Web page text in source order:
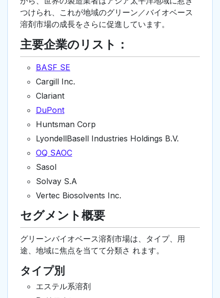
つけられ、これが地域のグリーン／バイオベース
溶剤市場の成長をさらに促進しています。
主要企業のリスト：
BASF SE
Cargill Inc.
Clariant
DuPont
Huntsman Corp
LyondellBasell Industries Holdings B.V.
OQ SAOC
Sasol
Solvay S.A
Vertec Biosolvents Inc.
セグメント概要
グリーンバイオベース溶剤市場は、タイプ、用
途、地域に焦点を当てて分類さ れます。
タイプ別
エステル系溶剤